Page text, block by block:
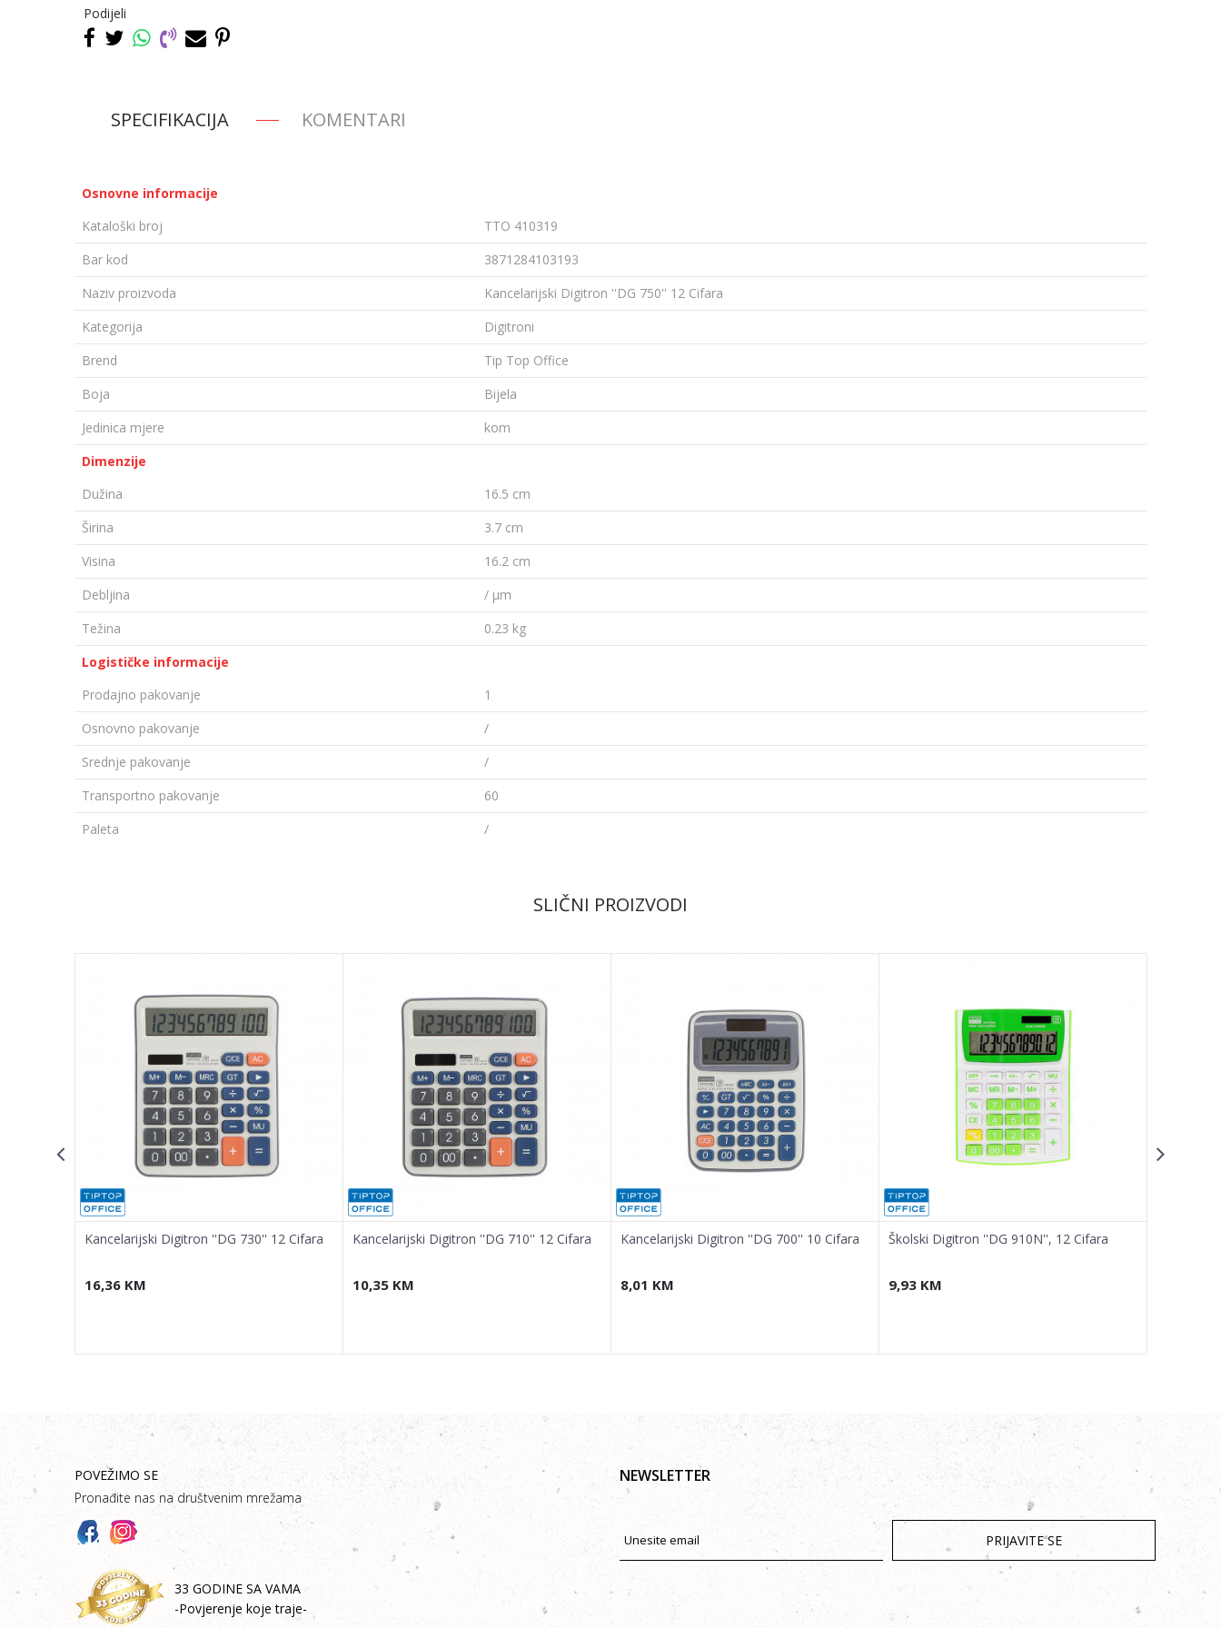
Podijeli
SPECIFIKACIJA KOMENTARI
Osnovne informacije
Kataloški broj
TTO 410319
Bar kod
3871284103193
Naziv proizvoda
Kancelarijski Digitron ''DG 750'' 12 Cifara
Kategorija
Digitroni
Brend
Tip Top Office
Boja
Bijela
Jedinica mjere
kom
Dimenzije
Dužina
16.5 cm
Širina
3.7 cm
Visina
16.2 cm
Debljina
/ µm
Težina
0.23 kg
Logističke informacije
Prodajno pakovanje
1
Osnovno pakovanje
/
Srednje pakovanje
/
Transportno pakovanje
60
Paleta
/
POŠALJI
SLIČNI PROIZVODI
Kancelarijski Digitron ''DG 730'' 12 Cifara
16,36 KM
Kancelarijski Digitron ''DG 710'' 12 Cifara
10,35 KM
Kancelarijski Digitron ''DG 700'' 10 Cifara
8,01 KM
Školski Digitron ''DG 910N'', 12 Cifara
9,93 KM
POVEŽIMO SE
Pronađite nas na društvenim mrežama
33 GODINE SA VAMA
-Povjerenje koje traje-
NEWSLETTER
PRIJAVITE SE